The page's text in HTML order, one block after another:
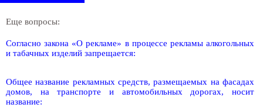
Еще вопросы:
Согласно закона «О рекламе» в процессе рекламы алкогольных
и табачных изделий запрещается:
Общее название рекламных средств, размещаемых на фасадах
домов, на транспорте и автомобильных дорогах, носит
название: